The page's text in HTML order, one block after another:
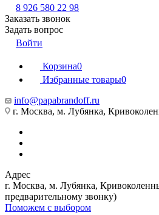
8 926 580 22 98
Заказать звонок
Задать вопрос
Войти
Корзина0
Избранные товары0
info@papabrandoff.ru
г. Москва, м. Лубянка,
Адрес
г. Москва, м. Лубянка,
предварительному звонку)
Поможем с выбором